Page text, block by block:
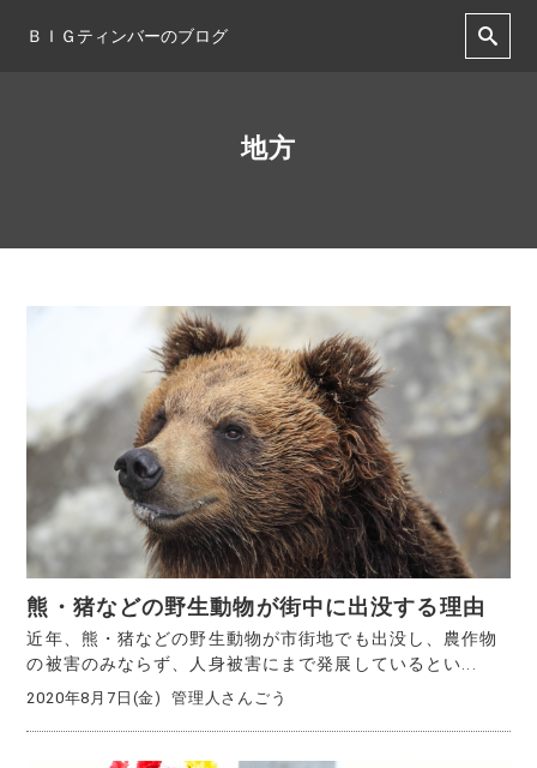
ＢＩＧティンバーのブログ
地方
熊・猪などの野生動物が街中に出没する理由
近年、熊・猪などの野生動物が市街地でも出没し、農作物
の被害のみならず、人身被害にまで発展しているとい...
2020年8月7日(金) 管理人さんごう